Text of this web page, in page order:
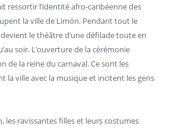
ressortir l’identité afro-caribéenne des
la ville de Limón. Pendant tout le
le théâtre d’une défilade toute en
soir. L’ouverture de la cérémonie
de la reine du carnaval. Ce sont les
la ville avec la musique et incitent les gens
les ravissantes filles et leurs costumes